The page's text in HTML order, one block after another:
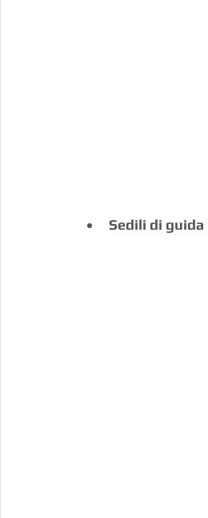
Sedili di guida